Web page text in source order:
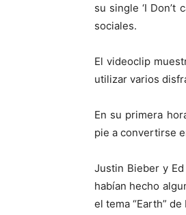
su single ‘I Don’t
sociales.
El videoclip
utilizar varios
En su primera
pie a convertirse
Justin Bieber y
habían hecho
el tema “Earth”